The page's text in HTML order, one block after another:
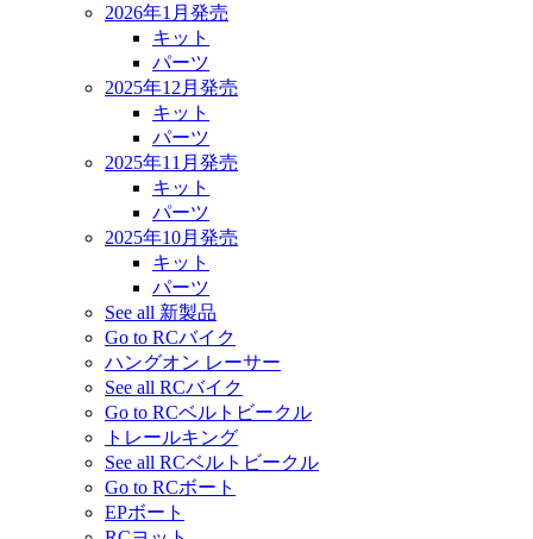
2026年1月発売
キット
パーツ
2025年12月発売
キット
パーツ
2025年11月発売
キット
パーツ
2025年10月発売
キット
パーツ
See all 新製品
Go to RCバイク
ハングオン レーサー
See all RCバイク
Go to RCベルトビークル
トレールキング
See all RCベルトビークル
Go to RCボート
EPボート